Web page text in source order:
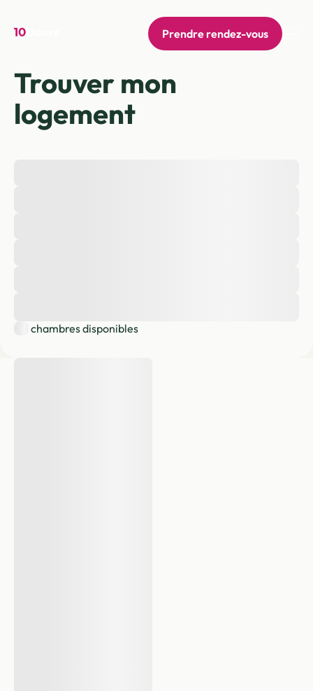
Prendre rendez-vous
Trouver mon
logement
chambres disponibles